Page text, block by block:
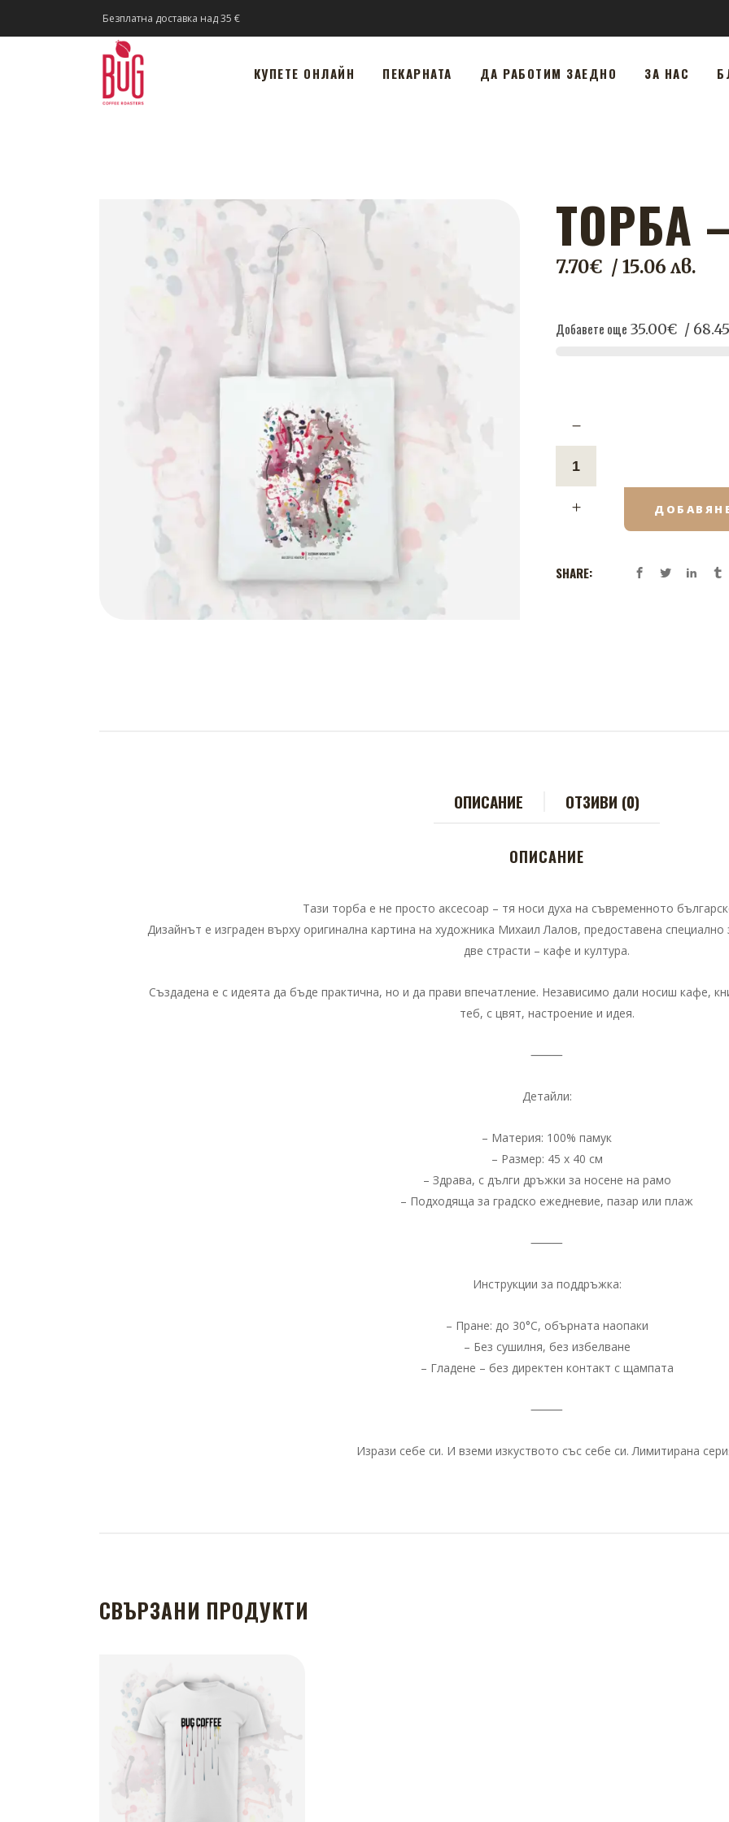
Безплатна доставка над 35 €
КУПЕТЕ ОНЛАЙН ПЕКАРНАТА ДА РАБОТИМ ЗАЕДНО ЗА НАС
ТОРБА
7.70€ / 15.06 лв.
Добавете още 35.00€ /
SHARE:
ОПИСАНИЕ ОТЗИВИ (0)
ОПИСАНИЕ
Тази торба е не просто аксесоар – тя носи духа на съвременното
Дизайнът е изграден върху оригинална картина на художника Михаил Лалов, предоставена
две страсти – кафе и култура.
Създадена е с идеята да бъде практична, но и да прави впечатление. Независимо дали носиш кафе,
теб, с цвят, настроение и идея.
⸻
Детайли:
– Материя: 100% памук
– Размер: 45 х 40 см
– Здрава, с дълги дръжки за носене на рамо
– Подходяща за градско ежедневие, пазар или плаж
⸻
Инструкции за поддръжка:
– Пране: до 30°C, обърната наопаки
– Без сушилня, без избелване
– Гладене – без директен контакт с щампата
⸻
Изрази себе си. И вземи изкуството със себе си. Лимитирана
СВЪРЗАНИ ПРОДУКТИ